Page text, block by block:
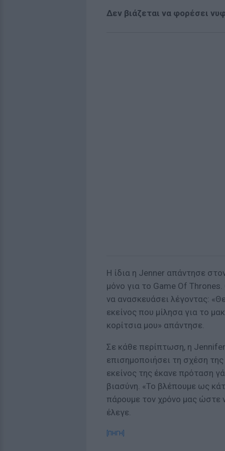
Δεν βιάζεται να φορέσει
Η ίδια η Jenner απάντησε
μόνο για το Game Of
να ανασκευάσει λέγοντας:
εκείνος που μίλησα για το
κορίτσια μου» απάντησε.
Σε κάθε περίπτωση, η
επισημοποιήσει τη σχέση
εκείνος της έκανε πρόταση
βιασύνη. «Το βλέπουμε ως
πάρουμε τον χρόνο μας ώστε
έλεγε.
[ΠΗΓΗ]